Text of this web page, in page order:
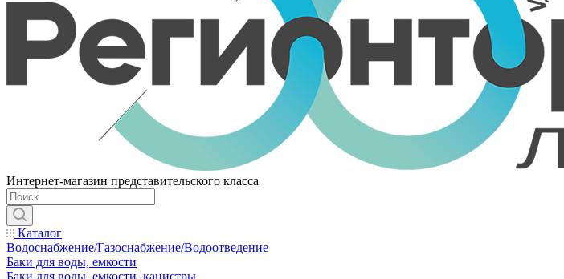
Интернет-магазин представительского класса
Каталог
Водоснабжение/Газоснабжение/Водоотведение
Баки для воды, емкости
Баки для воды, емкости, канистры